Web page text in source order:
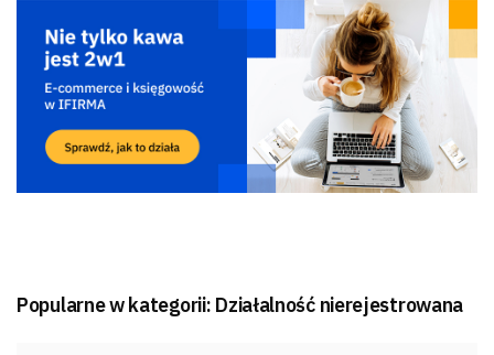
Popularne w kategorii: Działalność nierejestrowana